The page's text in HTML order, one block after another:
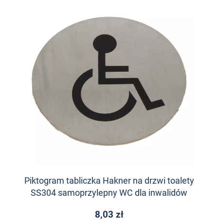
Piktogram tabliczka Hakner na drzwi toalety
SS304 samoprzylepny WC dla inwalidów
8,03 zł